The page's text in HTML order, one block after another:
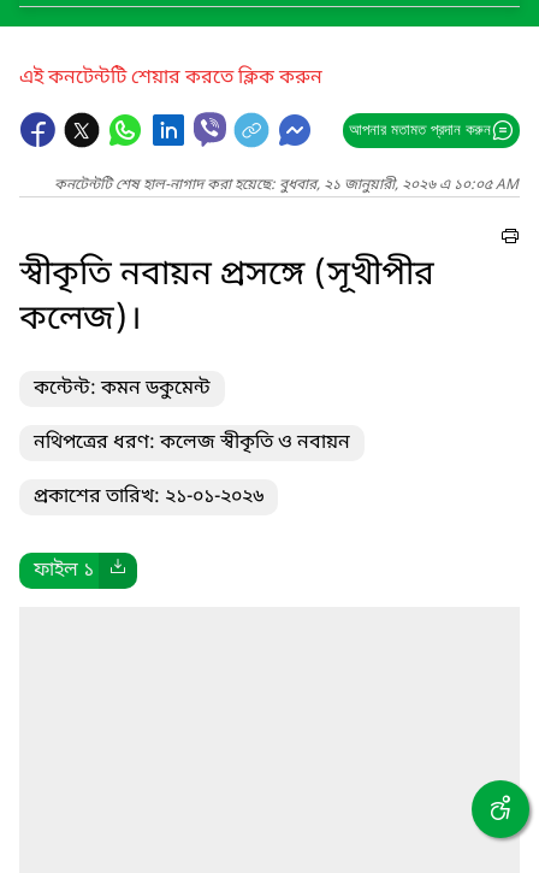
এই কনটেন্টটি শেয়ার করতে ক্লিক করুন
আপনার মতামত প্রদান করুন
কনটেন্টটি শেষ হাল-নাগাদ করা হয়েছে: বুধবার, ২১ জানুয়ারী, ২০২৬ এ ১০:০৫ AM
স্বীকৃতি নবায়ন প্রসঙ্গে (সূখীপীর
কলেজ)।
কন্টেন্ট: কমন ডকুমেন্ট
নথিপত্রের ধরণ: কলেজ স্বীকৃতি ও নবায়ন
প্রকাশের তারিখ: ২১-০১-২০২৬
ফাইল ১